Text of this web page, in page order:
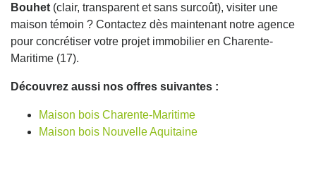
Bouhet (clair, transparent et sans surcoût), visiter une
maison témoin ? Contactez dès maintenant notre agence
pour concrétiser votre projet immobilier en Charente-
Maritime (17).
Découvrez aussi nos offres suivantes :
Maison bois Charente-Maritime
Maison bois Nouvelle Aquitaine